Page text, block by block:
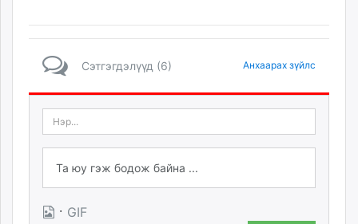
Сэтгэгдэлүүд (6) Анхаарах зүйлс
· GIF